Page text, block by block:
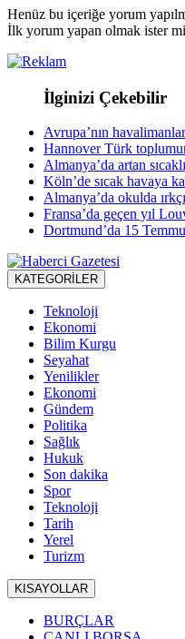
Henüz bu içeriğe yorum
İlk yorum yapan olmak ister
İlginizi Çekebilir
Avrupa’nın
Hannover Türk
Almanya’da artan
Köln’de sıcak havaya
Almanya’da okulda
Fransa’da geçen yıl
Dortmund’da 15
KATEGORİLER
Teknoloji
Ekonomi
Bilim Kurgu
Seyahat
Yenilikler
Ekonomi
Gündem
Politika
Sağlık
Hukuk
Son dakika
Spor
Teknoloji
Tarih
Yerel
Turizm
KISAYOLLAR
BURÇLAR